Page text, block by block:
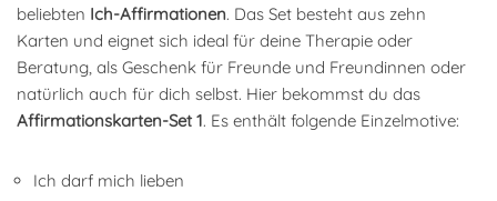
beliebten Ich-Affirmationen. Das Set besteht aus zehn
Karten und eignet sich ideal für deine Therapie oder
Beratung, als Geschenk für Freunde und Freundinnen oder
natürlich auch für dich selbst. Hier bekommst du das
Affirmationskarten-Set 1. Es enthält folgende Einzelmotive:
Ich darf mich lieben